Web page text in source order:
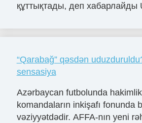
құттықтады, деп хабарлайды
“Qarabağ” qəsdən
sensasiya
Azərbaycan futbolunda
komandaların inkişafı fonunda
vəziyyətdədir. AFFA-nın yeni